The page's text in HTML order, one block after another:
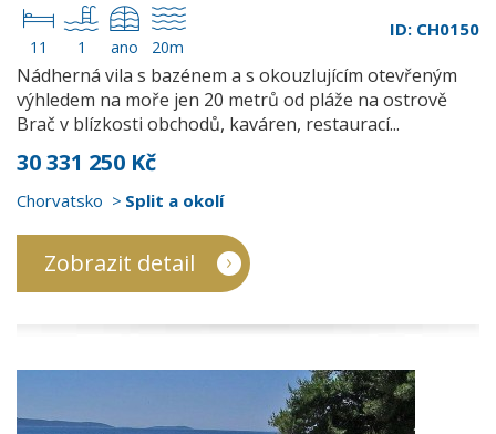
11 1 ano 20m
ID: CH0150
Nádherná vila s bazénem a s okouzlujícím otevřeným
výhledem na moře jen 20 metrů od pláže na ostrově
Brač v blízkosti obchodů, kaváren, restaurací...
30 331 250 Kč
Chorvatsko Split a okolí
Zobrazit detail